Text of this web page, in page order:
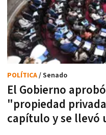
El Gobierno
"propiedad
capítulo y se llevó
POLÍTICA/ Senado